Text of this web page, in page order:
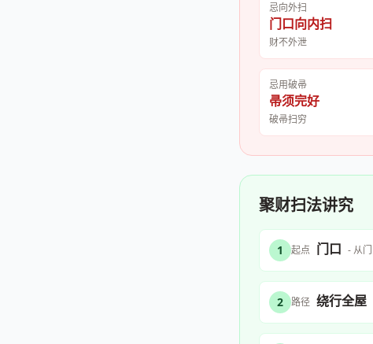
忌向外扫
门口向内扫
财不外泄
忌用破帚
帚须完好
破帚扫穷
聚财扫法讲究
1 起点 门口 - 从
2 路径 绕行全屋